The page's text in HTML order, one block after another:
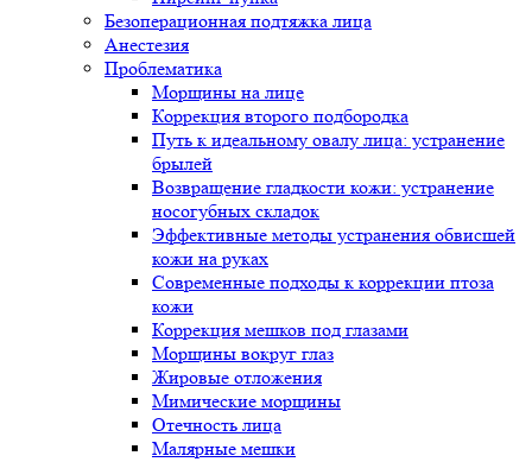
Безоперационная подтяжка лица
Анестезия
Проблематика
Морщины на лице
Коррекция второго подбородка
Путь к идеальному овалу лица: устранение
брылей
Возвращение гладкости кожи: устранение
носогубных складок
Эффективные методы устранения обвисшей
кожи на руках
Современные подходы к коррекции птоза
кожи
Коррекция мешков под глазами
Морщины вокруг глаз
Жировые отложения
Мимические морщины
Отечность лица
Малярные мешки